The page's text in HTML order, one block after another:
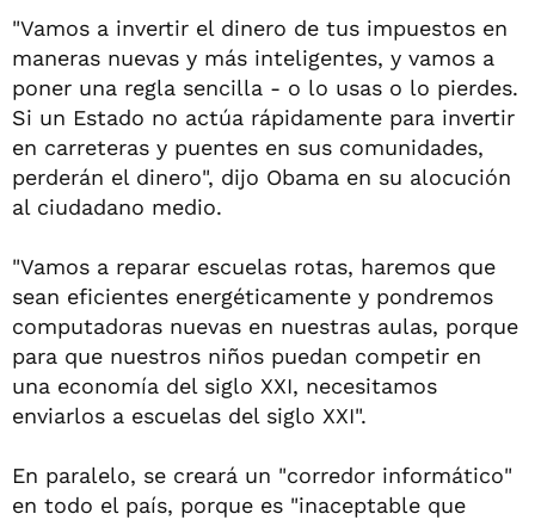
"Vamos a invertir el dinero de tus impuestos en
maneras nuevas y más inteligentes, y vamos a
poner una regla sencilla - o lo usas o lo pierdes.
Si un Estado no actúa rápidamente para invertir
en carreteras y puentes en sus comunidades,
perderán el dinero", dijo Obama en su alocución
al ciudadano medio.
"Vamos a reparar escuelas rotas, haremos que
sean eficientes energéticamente y pondremos
computadoras nuevas en nuestras aulas, porque
para que nuestros niños puedan competir en
una economía del siglo XXI, necesitamos
enviarlos a escuelas del siglo XXI".
En paralelo, se creará un "corredor informático"
en todo el país, porque es "inaceptable que